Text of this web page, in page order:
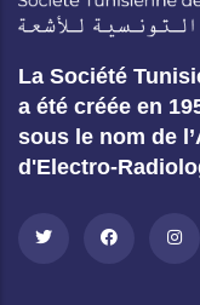
La Société
a été créée en
sous le nom de
d'Electro-